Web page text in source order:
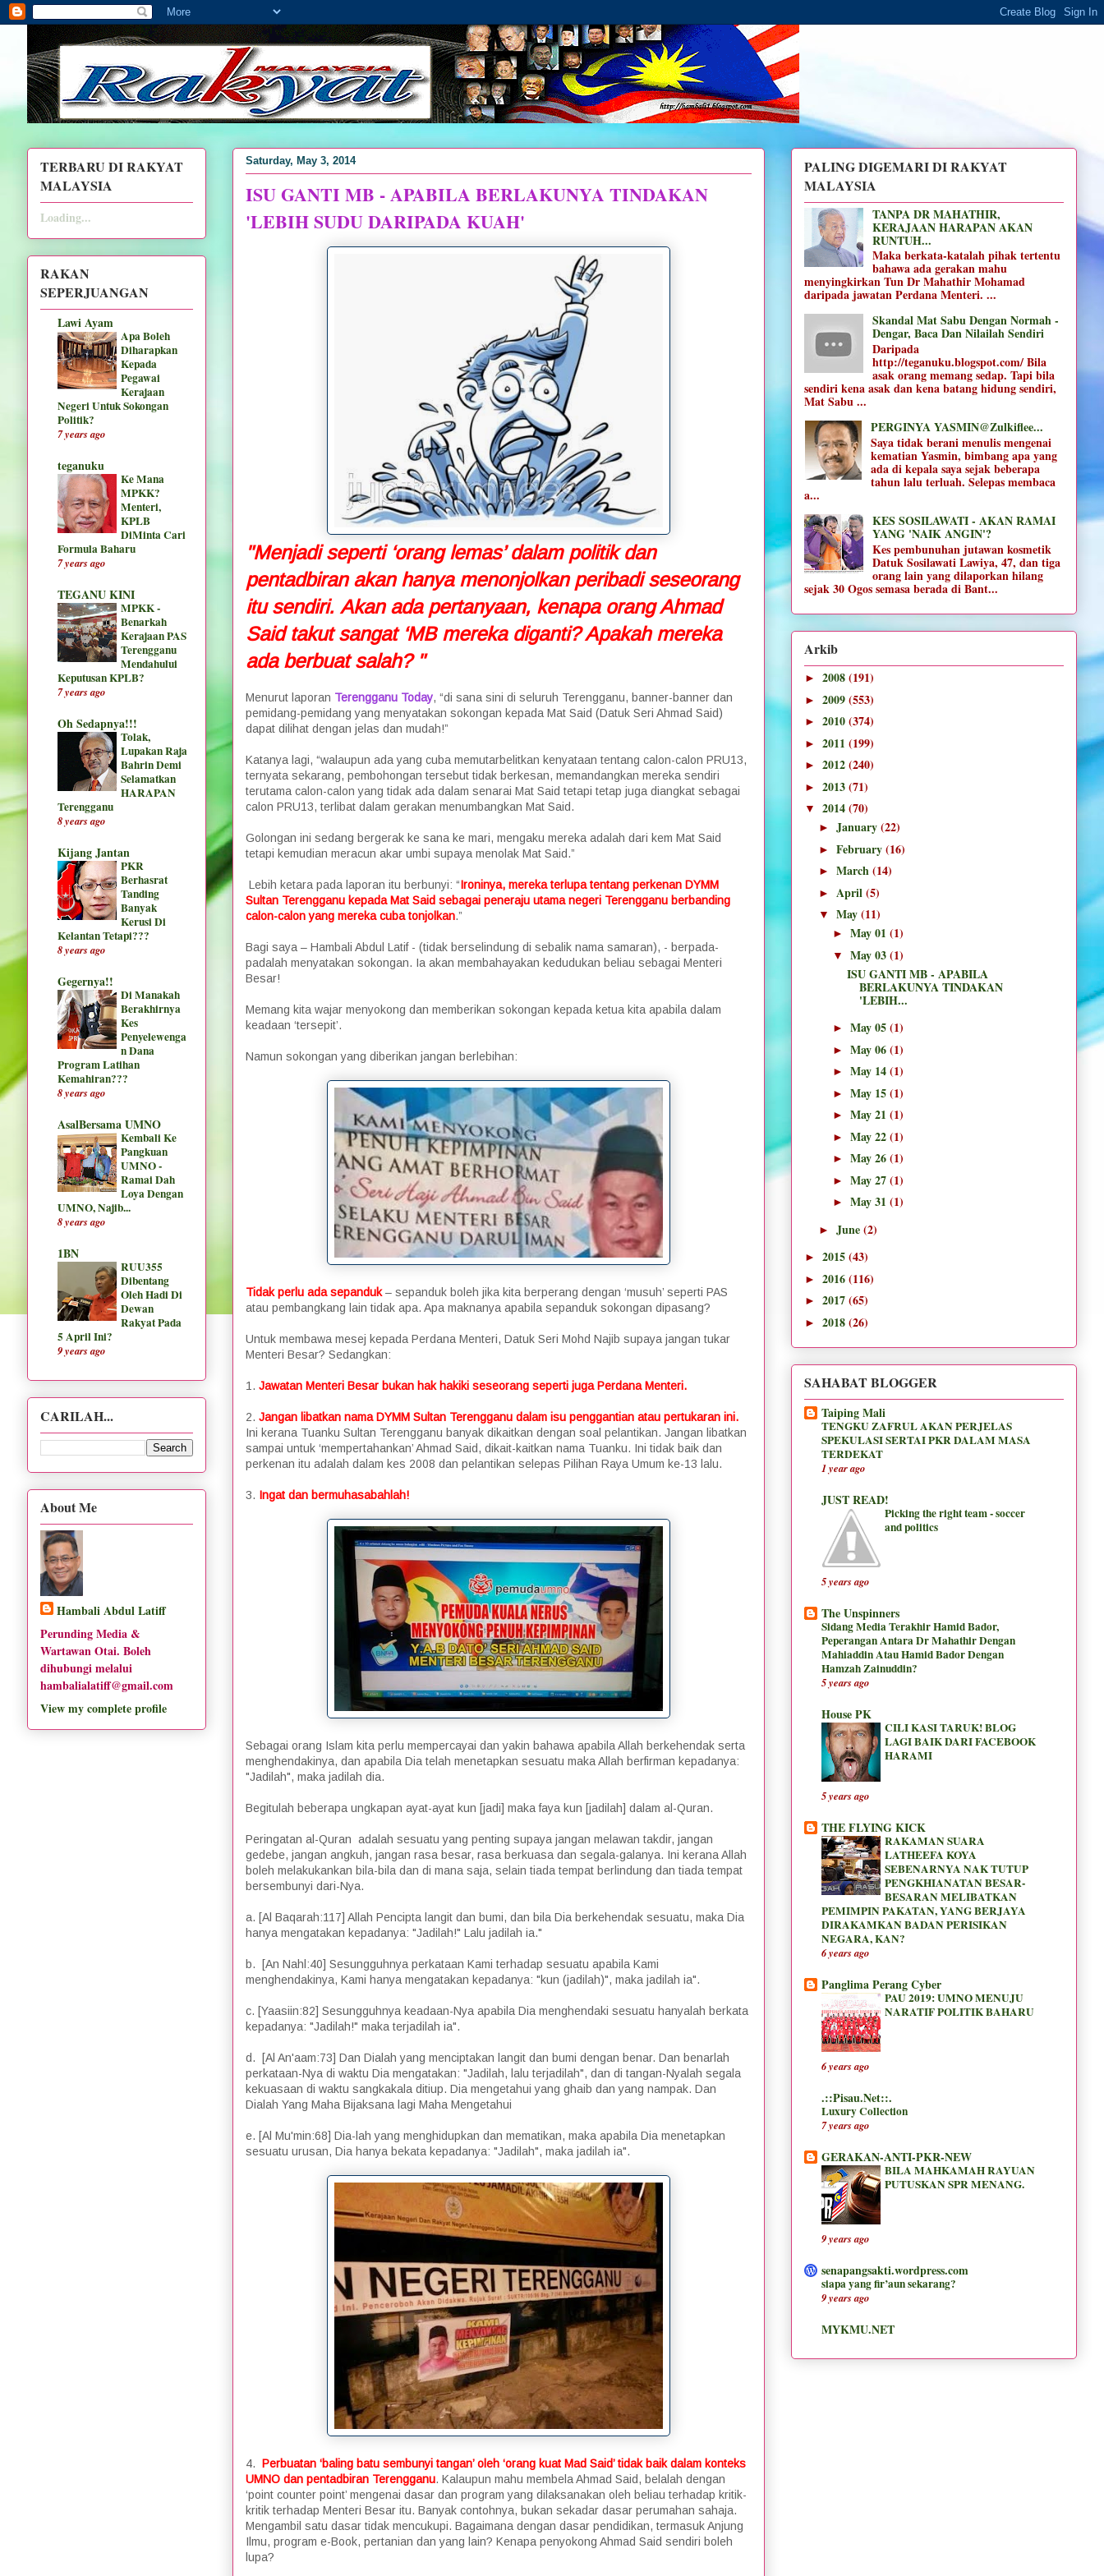
Saturday, May 3, 2014
ISU GANTI MB - APABILA BERLAKUNYA TINDAKAN
'LEBIH SUDU DARIPADA KUAH'
"Menjadi seperti ‘orang lemas’ dalam politik dan
pentadbiran akan hanya menonjolkan peribadi seseorang
itu sendiri. Akan ada pertanyaan, kenapa orang Ahmad
Said takut sangat ‘MB mereka diganti? Apakah mereka
ada berbuat salah? "
Menurut laporan Terengganu Today, “di sana sini di seluruh Terengganu, banner-banner dan
pemidang-pemidang yang menyatakan sokongan kepada Mat Said (Datuk Seri Ahmad Said)
dapat dilihat dengan jelas dan mudah!”
Katanya lagi, “walaupun ada yang cuba memutarbelitkan kenyataan tentang calon-calon PRU13,
ternyata sekarang, pembohongan tersebut tidak berkesan, memandangkan mereka sendiri
terutama calon-calon yang tidak ada dalam senarai Mat Said tetapi tetap juga diangkat sebagai
calon PRU13, terlibat dalam gerakan menumbangkan Mat Said.
Golongan ini sedang bergerak ke sana ke mari, mengaku mereka adalah dari kem Mat Said
tetapi kemudian meracun akar umbi supaya menolak Mat Said.”
Lebih ketara pada laporan itu berbunyi: “Ironinya, mereka terlupa tentang perkenan DYMM
Sultan Terengganu kepada Mat Said sebagai peneraju utama negeri Terengganu berbanding
calon-calon yang mereka cuba tonjolkan.”
Bagi saya – Hambali Abdul Latif - (tidak berselindung di sebalik nama samaran), - berpada-
padalah menyatakan sokongan. Ia akan membahayakan kedudukan beliau sebagai Menteri
Besar!
Memang kita wajar menyokong dan memberikan sokongan kepada ketua kita apabila dalam
keadaan ‘tersepit’.
Namun sokongan yang diberikan jangan berlebihan:
Tidak perlu ada sepanduk– sepanduk boleh jika kita berperang dengan ‘musuh’ seperti PAS
atau pembangkang lain tidak apa. Apa maknanya apabila sepanduk sokongan dipasang?
Untuk membawa mesej kepada Perdana Menteri, Datuk Seri Mohd Najib supaya jangan tukar
Menteri Besar? Sedangkan:
1. Jawatan Menteri Besar bukan hak hakiki seseorang seperti juga Perdana Menteri.
2. Jangan libatkan nama DYMM Sultan Terengganu dalam isu penggantian atau pertukaran ini.
Ini kerana Tuanku Sultan Terengganu banyak dikaitkan dengan soal pelantikan. Jangan libatkan
sampai untuk ‘mempertahankan’ Ahmad Said, dikait-kaitkan nama Tuanku. Ini tidak baik dan
perkenan itu adalah dalam kes 2008 dan pelantikan selepas Pilihan Raya Umum ke-13 lalu.
3. Ingat dan bermuhasabahlah!
Sebagai orang Islam kita perlu mempercayai dan yakin bahawa apabila Allah berkehendak serta
menghendakinya, dan apabila Dia telah menetapkan sesuatu maka Allah berfirman kepadanya:
"Jadilah", maka jadilah dia.
Begitulah beberapa ungkapan ayat-ayat kun [jadi] maka faya kun [jadilah] dalam al-Quran.
Peringatan al-Quran adalah sesuatu yang penting supaya jangan melawan takdir, jangan
gedebe, jangan angkuh, jangan rasa besar, rasa berkuasa dan segala-galanya. Ini kerana Allah
boleh melakukankan bila-bila dan di mana saja, selain tiada tempat berlindung dan tiada tempat
bersembunyi dari-Nya.
a. [Al Baqarah:117] Allah Pencipta langit dan bumi, dan bila Dia berkehendak sesuatu, maka Dia
hanya mengatakan kepadanya: "Jadilah!" Lalu jadilah ia."
b. [An Nahl:40] Sesungguhnya perkataan Kami terhadap sesuatu apabila Kami
menghendakinya, Kami hanya mengatakan kepadanya: "kun (jadilah)", maka jadilah ia".
c. [Yaasiin:82] Sesungguhnya keadaan-Nya apabila Dia menghendaki sesuatu hanyalah berkata
kepadanya: "Jadilah!" maka terjadilah ia".
d. [Al An'aam:73] Dan Dialah yang menciptakan langit dan bumi dengan benar. Dan benarlah
perkataan-Nya di waktu Dia mengatakan: "Jadilah, lalu terjadilah", dan di tangan-Nyalah segala
kekuasaan di waktu sangkakala ditiup. Dia mengetahui yang ghaib dan yang nampak. Dan
Dialah Yang Maha Bijaksana lagi Maha Mengetahui
e. [Al Mu'min:68] Dia-lah yang menghidupkan dan mematikan, maka apabila Dia menetapkan
sesuatu urusan, Dia hanya bekata kepadanya: "Jadilah", maka jadilah ia".
4. Perbuatan ‘baling batu sembunyi tangan’ oleh ‘orang kuat Mad Said’ tidak baik dalam konteks
UMNO dan pentadbiran Terengganu. Kalaupun mahu membela Ahmad Said, belalah dengan
‘point counter point’ mengenai dasar dan program yang dilaksanakan oleh beliau terhadap kritik-
kritik terhadap Menteri Besar itu. Banyak contohnya, bukan sekadar dasar perumahan sahaja.
Mengambil satu dasar tidak mencukupi. Bagaimana dengan dasar pendidikan, termasuk Anjung
Ilmu, program e-Book, pertanian dan yang lain? Kenapa penyokong Ahmad Said sendiri boleh
lupa?
TERBARU DI RAKYAT
MALAYSIA
Loading...
RAKAN
SEPERJUANGAN
Lawi Ayam
Apa Boleh
Diharapkan
Kepada
Pegawai
Kerajaan
Negeri Untuk Sokongan
Politik?
7 years ago
teganuku
Ke Mana
MPKK?
Menteri,
KPLB
DiMinta Cari
Formula Baharu
7 years ago
TEGANU KINI
MPKK -
Benarkah
Kerajaan PAS
Terengganu
Mendahului
Keputusan KPLB?
7 years ago
Oh Sedapnya!!!
Tolak,
Lupakan Raja
Bahrin Demi
Selamatkan
HARAPAN
Terengganu
8 years ago
Kijang Jantan
PKR
Berhasrat
Tanding
Banyak
Kerusi Di
Kelantan Tetapi???
8 years ago
Gegernya!!
Di Manakah
Berakhirnya
Kes
Penyelewenga
n Dana
Program Latihan
Kemahiran???
8 years ago
AsalBersama UMNO
Kembali Ke
Pangkuan
UMNO -
Ramai Dah
Loya Dengan
UMNO, Najib...
8 years ago
1BN
RUU355
Dibentang
Oleh Hadi Di
Dewan
Rakyat Pada
5 April Ini?
9 years ago
CARILAH...
About Me
Hambali Abdul Latiff
Perunding Media &
Wartawan Otai. Boleh
dihubungi melalui
hambalialatiff@gmail.com
View my complete profile
PALING DIGEMARI DI RAKYAT
MALAYSIA
TANPA DR MAHATHIR,
KERAJAAN HARAPAN AKAN
RUNTUH...
Maka berkata-katalah pihak tertentu
bahawa ada gerakan mahu
menyingkirkan Tun Dr Mahathir Mohamad
daripada jawatan Perdana Menteri. ...
Skandal Mat Sabu Dengan Normah -
Dengar, Baca Dan Nilailah Sendiri
Daripada
http://teganuku.blogspot.com/ Bila
asak orang memang sedap. Tapi bila
sendiri kena asak dan kena batang hidung sendiri,
Mat Sabu ...
PERGINYA YASMIN@Zulkiflee...
Saya tidak berani menulis mengenai
kematian Yasmin, bimbang apa yang
ada di kepala saya sejak beberapa
tahun lalu terluah. Selepas membaca
a...
KES SOSILAWATI - AKAN RAMAI
YANG 'NAIK ANGIN'?
Kes pembunuhan jutawan kosmetik
Datuk Sosilawati Lawiya, 47, dan tiga
orang lain yang dilaporkan hilang
sejak 30 Ogos semasa berada di Bant...
Arkib
► 2008(191)
► 2009(553)
► 2010(374)
► 2011 (199)
► 2012(240)
► 2013(71)
▼ 2014(70)
► January(22)
► February(16)
► March(14)
► April(5)
▼ May(11)
► May 01 (1)
▼ May 03(1)
ISU GANTI MB - APABILA
BERLAKUNYA TINDAKAN
'LEBIH...
► May 05(1)
► May 06(1)
► May 14(1)
► May 15(1)
► May 21 (1)
► May 22(1)
► May 26(1)
► May 27(1)
► May 31 (1)
► June(2)
► 2015(43)
► 2016(116)
► 2017(65)
► 2018(26)
SAHABAT BLOGGER
Taiping Mali
TENGKU ZAFRUL AKAN PERJELAS
SPEKULASI SERTAI PKR DALAM MASA
TERDEKAT
1 year ago
JUST READ!
Picking the right team - soccer
and politics
5 years ago
The Unspinners
Sidang Media Terakhir Hamid Bador,
Peperangan Antara Dr Mahathir Dengan
Mahiaddin Atau Hamid Bador Dengan
Hamzah Zainuddin?
5 years ago
House PK
CILI KASI TARUK! BLOG
LAGI BAIK DARI FACEBOOK
HARAMI
5 years ago
THE FLYING KICK
RAKAMAN SUARA
LATHEEFA KOYA
SEBENARNYA NAK TUTUP
PENGKHIANATAN BESAR-
BESARAN MELIBATKAN
PEMIMPIN PAKATAN, YANG BERJAYA
DIRAKAMKAN BADAN PERISIKAN
NEGARA, KAN?
6 years ago
Panglima Perang Cyber
PAU 2019: UMNO MENUJU
NARATIF POLITIK BAHARU
6 years ago
.::Pisau.Net::.
Luxury Collection
7 years ago
GERAKAN-ANTI-PKR-NEW
BILA MAHKAMAH RAYUAN
PUTUSKAN SPR MENANG.
9 years ago
senapangsakti.wordpress.com
siapa yang fir’aun sekarang?
9 years ago
MYKMU.NET